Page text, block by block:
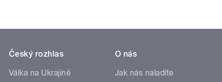
Český rozhlas
Válka na Ukrajině
O nás
Jak nás naladíte